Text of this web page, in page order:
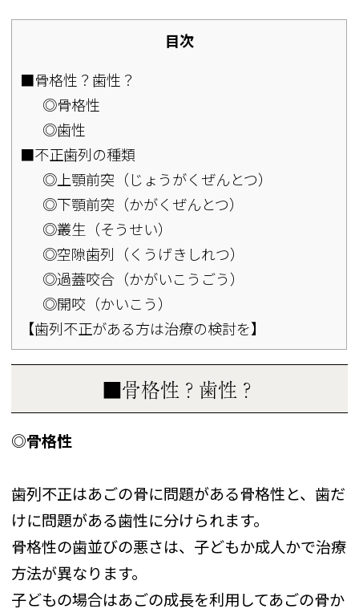
目次
■骨格性？歯性？
◎骨格性
◎歯性
■不正歯列の種類
◎上顎前突（じょうがくぜんとつ）
◎下顎前突（かがくぜんとつ）
◎叢生（そうせい）
◎空隙歯列（くうげきしれつ）
◎過蓋咬合（かがいこうごう）
◎開咬（かいこう）
【歯列不正がある方は治療の検討を】
■骨格性？歯性？
◎骨格性
歯列不正はあごの骨に問題がある骨格性と、歯だ
けに問題がある歯性に分けられます。
骨格性の歯並びの悪さは、子どもか成人かで治療
方法が異なります。
子どもの場合はあごの成長を利用してあごの骨か